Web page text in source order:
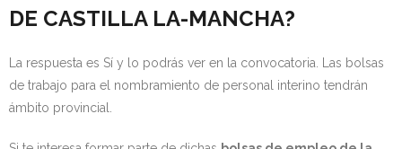
DE CASTILLA LA-MANCHA?
La respuesta es Sí y lo podrás ver en la convocatoria. Las bolsas
de trabajo para el nombramiento de personal interino tendrán
ámbito provincial.